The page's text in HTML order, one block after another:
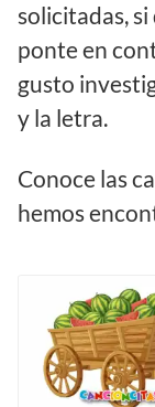
solicitadas,
ponte en
gusto
y la letra.
Conoce las
hemos